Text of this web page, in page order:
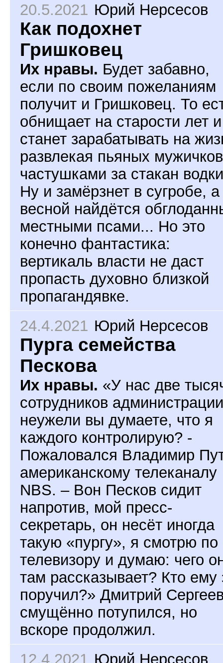
20.5.2021 Юрий Нерсесов
Как подохнет
Гришковец
Их нравы. Будет забавно,
если по своим пожеланиям
получит и Гришковец. То
обнищает на старости лет и
станет зарабатывать на
развлекая пьяных мужичков
частушками за стакан
Ну и замёрзнет в сугробе, а
весной найдётся
местными псами... Но это
конечно фантастика:
вертикаль власти не даст
пропасть духовно близкой
пропагандявке.
24.4.2021 Юрий Нерсесов
Пурга семейства
Пескова
Их нравы. «У нас две
сотрудников
неужели вы думаете, что я
каждого контролирую? -
Пожаловался Владимир
американскому телеканалу
NBS. – Вон Песков сидит
напротив, мой пресс-
секретарь, он несёт иногда
такую «пургу», я смотрю по
телевизору и думаю: чего
там рассказывает? Кто ему
поручил?» Дмитрий
смущённо потупился, но
вскоре продолжил.
12.4.2021 Юрий Нерсесов